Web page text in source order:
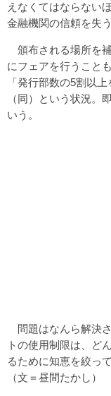
えなくてはならない
金融機関の信頼を失
頒布される場所を
にフェアを行うこと
「発行部数の5割以
（同）という状況。
いう。
問題はなんら解決
トの使用制限は、ど
るために知恵を絞って
（文＝昼間たかし）